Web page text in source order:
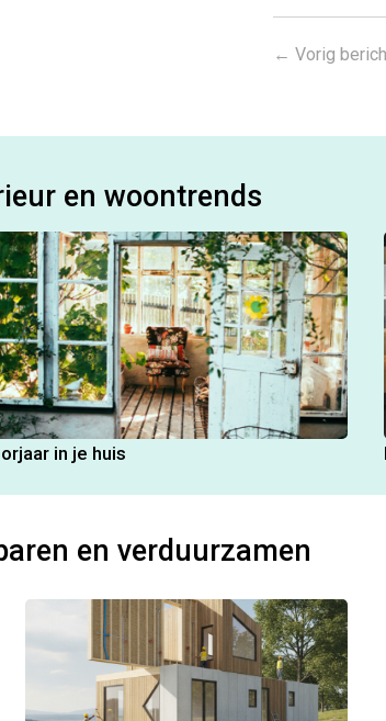
←Vorig
en woontrends
in je huis
en verduurzamen